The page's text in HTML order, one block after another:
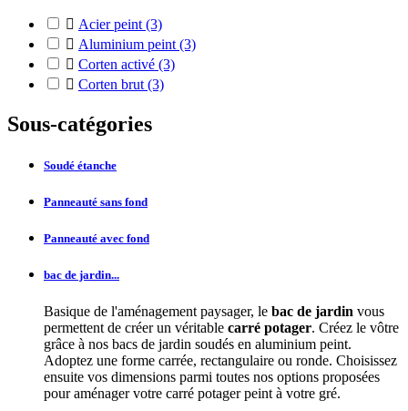
 Acier peint (3)
 Aluminium peint (3)
 Corten activé (3)
 Corten brut (3)
Sous-catégories
Soudé étanche
Panneauté sans fond
Panneauté avec fond
bac de jardin...
Basique de l'aménagement paysager, le bac de jardin vous
permettent de créer un véritable carré potager. Créez le vôtre
grâce à nos bacs de jardin soudés en aluminium peint.
Adoptez une forme carrée, rectangulaire ou ronde. Choisissez
ensuite vos dimensions parmi toutes nos options proposées
pour aménager votre carré potager peint à votre gré.